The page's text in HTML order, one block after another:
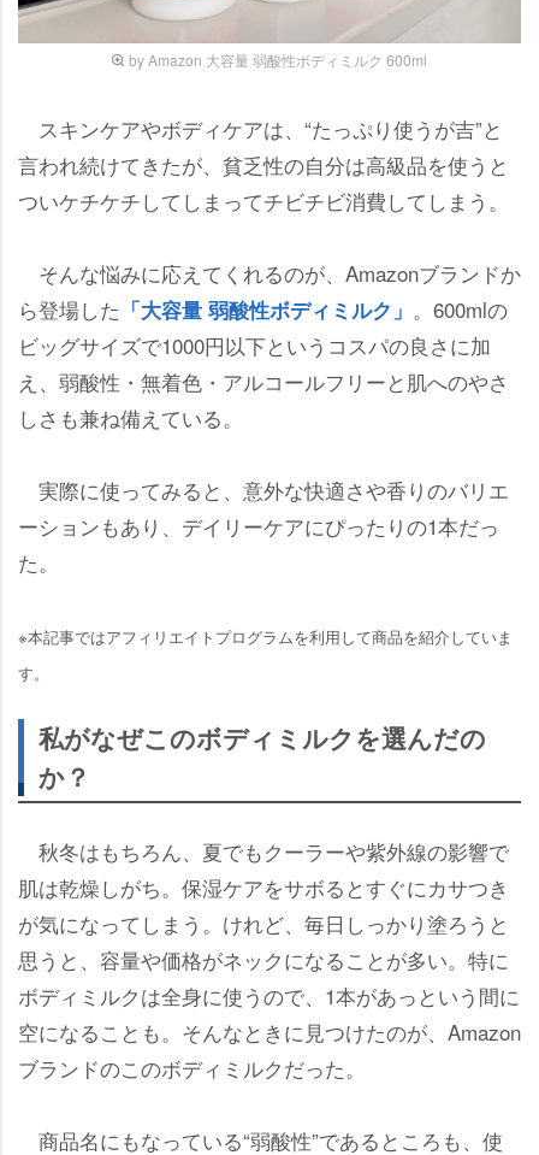
by Amazon 大容量 弱酸性ボディミルク 600ml
スキンケアやボディケアは、“たっぷり使うが吉”と
言われ続けてきたが、貧乏性の自分は高級品を使うと
ついケチケチしてしまってチビチビ消費してしまう。
そんな悩みに応えてくれるのが、Amazonブランドか
ら登場した 「大容量 弱酸性ボディミルク」 。600mlの
ビッグサイズで1000円以下というコスパの良さに加
え、弱酸性・無着色・アルコールフリーと肌へのやさ
しさも兼ね備えている。
実際に使ってみると、意外な快適さや香りのバリエ
ーションもあり、デイリーケアにぴったりの1本だっ
た。
※本記事ではアフィリエイトプログラムを利用して商品を紹介していま
す。
私がなぜこのボディミルクを選んだの
か？
秋冬はもちろん、夏でもクーラーや紫外線の影響で
肌は乾燥しがち。保湿ケアをサボるとすぐにカサつき
が気になってしまう。けれど、毎日しっかり塗ろうと
思うと、容量や価格がネックになることが多い。特に
ボディミルクは全身に使うので、1本があっという間に
空になることも。そんなときに見つけたのが、Amazon
ブランドのこのボディミルクだった。
商品名にもなっている“弱酸性”であるところも、使